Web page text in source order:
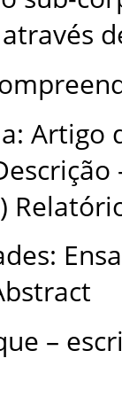
através
Artigo
–